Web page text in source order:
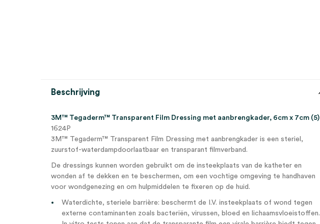
Beschrijving
3M™ Tegaderm™ Transparent Film Dressing met aanbrengkader, 6cm x 7cm (5)
1624P
3M™ Tegaderm™ Transparent Film Dressing met aanbrengkader is een steriel,
zuurstof-waterdampdoorlaatbaar en transparant filmverband.
De dressings kunnen worden gebruikt om de insteekplaats van de katheter en
wonden af te dekken en te beschermen, om een vochtige omgeving te handhaven
voor wondgenezing en om hulpmiddelen te fixeren op de huid.
Waterdichte, steriele barrière: beschermt de I.V. insteekplaats of wond tegen
externe contaminanten zoals bacteriën, virussen, bloed en lichaamsvloeistoffen.